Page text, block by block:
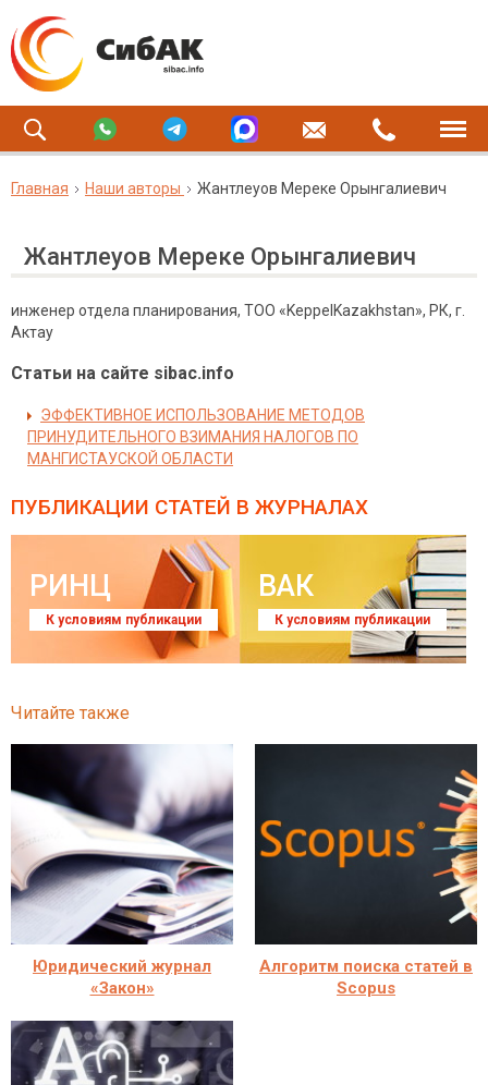
Главная Наши авторы Жантлеуов Мереке Орынгалиевич
Жантлеуов Мереке Орынгалиевич
инженер отдела планирования, ТОО «KeppelKazakhstan», РК, г.
Актау
Статьи на сайте sibac.info
ЭФФЕКТИВНОЕ ИСПОЛЬЗОВАНИЕ МЕТОДОВ
ПРИНУДИТЕЛЬНОГО ВЗИМАНИЯ НАЛОГОВ ПО
МАНГИСТАУСКОЙ ОБЛАСТИ
ПУБЛИКАЦИИ СТАТЕЙ В ЖУРНАЛАХ
РИНЦ
К условиям публикации
ВАК
К условиям публикации
Читайте также
Юридический журнал
«Закон»
Алгоритм поиска статей в
Scopus